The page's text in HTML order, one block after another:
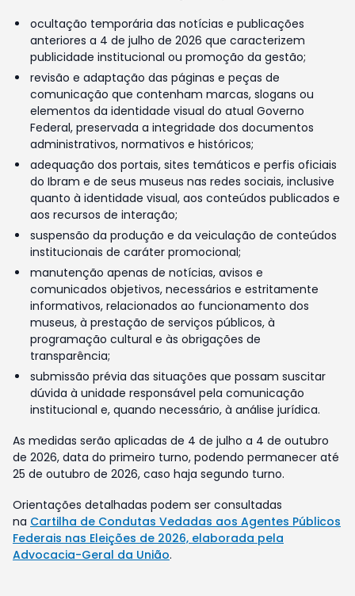
ocultação temporária das notícias e publicações
anteriores a 4 de julho de 2026 que caracterizem
publicidade institucional ou promoção da gestão;
revisão e adaptação das páginas e peças de
comunicação que contenham marcas, slogans ou
elementos da identidade visual do atual Governo
Federal, preservada a integridade dos documentos
administrativos, normativos e históricos;
adequação dos portais, sites temáticos e perfis oficiais
do Ibram e de seus museus nas redes sociais, inclusive
quanto à identidade visual, aos conteúdos publicados e
aos recursos de interação;
suspensão da produção e da veiculação de conteúdos
institucionais de caráter promocional;
manutenção apenas de notícias, avisos e
comunicados objetivos, necessários e estritamente
informativos, relacionados ao funcionamento dos
museus, à prestação de serviços públicos, à
programação cultural e às obrigações de
transparência;
submissão prévia das situações que possam suscitar
dúvida à unidade responsável pela comunicação
institucional e, quando necessário, à análise jurídica.
As medidas serão aplicadas de 4 de julho a 4 de outubro
de 2026, data do primeiro turno, podendo permanecer até
25 de outubro de 2026, caso haja segundo turno.
Orientações detalhadas podem ser consultadas
na Cartilha de Condutas Vedadas aos Agentes Públicos
Federais nas Eleições de 2026, elaborada pela
Advocacia-Geral da União.